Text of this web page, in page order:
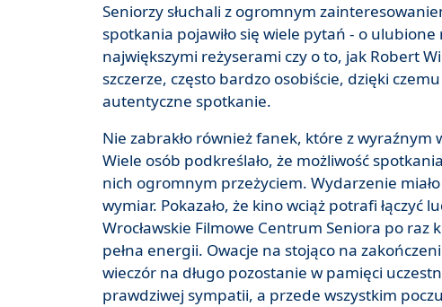
Seniorzy słuchali z ogromnym
spotkania pojawiło się wiele pytań - o
największymi reżyserami czy o to, jak Robert
szczerze, często bardzo osobiście, dzięki
autentyczne spotkanie.
Nie zabrakło również fanek, które z
Wiele osób podkreślało, że możliwość
nich ogromnym przeżyciem. Wydarzenie
wymiar. Pokazało, że kino wciąż potrafi
Wrocławskie Filmowe Centrum Seniora po
pełna energii. Owacje na stojąco na
wieczór na długo pozostanie w pamięci
prawdziwej sympatii, a przede wszystkim